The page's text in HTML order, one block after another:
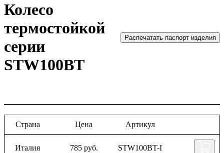
Колесо
термостойкой
серии
STW100BT
Распечатать паспорт изделия
Страна Цена Артикул
Италия 785 руб. STW100BT-I